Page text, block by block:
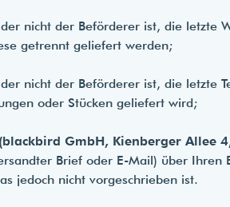
nicht der Beförderer ist, die letzte
getrennt geliefert werden;
nicht der Beförderer ist, die letzte
oder Stücken geliefert wird;
(blackbird GmbH, Kienberger Allee
Brief oder E-Mail) über
jedoch nicht vorgeschrieben ist.